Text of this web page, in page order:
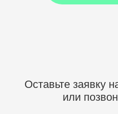
Оставьте заявку
или